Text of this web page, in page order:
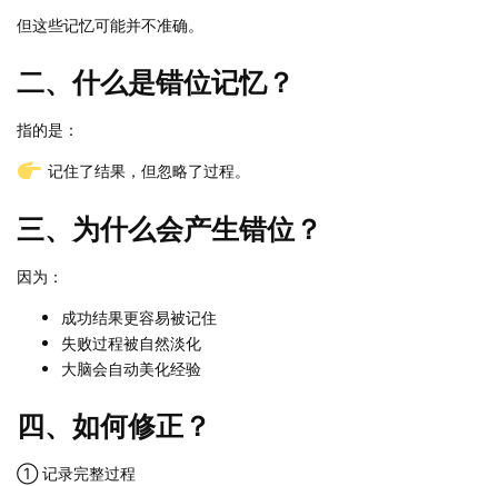
但这些记忆可能并不准确。
二、什么是错位记忆？
指的是：
记住了结果，但忽略了过程。
三、为什么会产生错位？
因为：
成功结果更容易被记住
失败过程被自然淡化
大脑会自动美化经验
四、如何修正？
① 记录完整过程